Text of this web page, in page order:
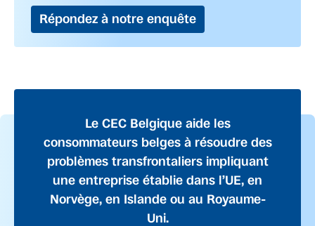
Répondez à notre enquête
Le CEC Belgique aide les
consommateurs belges à résoudre des
problèmes transfrontaliers impliquant
une entreprise établie dans l’UE, en
Norvège, en Islande ou au Royaume-
Uni.